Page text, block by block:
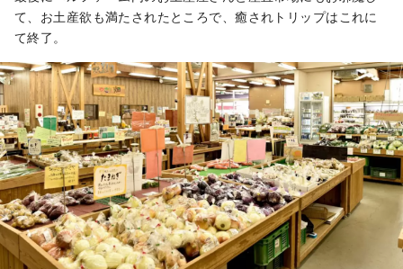
て、お土産欲も満たされたところで、癒されトリップはこれに
て終了。